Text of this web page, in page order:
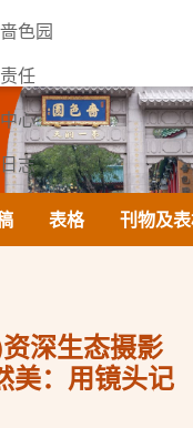
色园
任
心
志
们
表格 刊物及
深生态摄影
美：用镜头记